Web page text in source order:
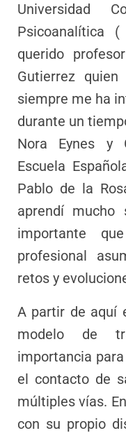
Universidad
Psicoanalítica
querido
Gutierrez
siempre me ha
durante un
Nora Eynes y
Escuela
Pablo de la
aprendí
importante
profesional
retos y
A partir de aquí
modelo de
importancia
el contacto de
múltiples vías.
con su propio